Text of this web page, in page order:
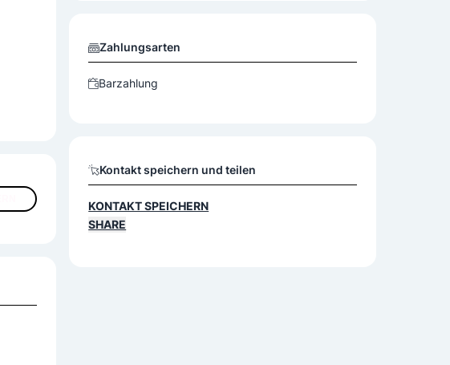
Zahlungsarten
Barzahlung
Kontakt speichern und teilen
KONTAKT SPEICHERN
SHARE